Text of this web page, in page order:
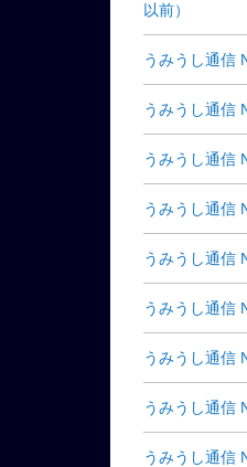
以前）
うみうし通信
うみうし通信
うみうし通信
うみうし通信
うみうし通信
うみうし通信
うみうし通信
うみうし通信
うみうし通信